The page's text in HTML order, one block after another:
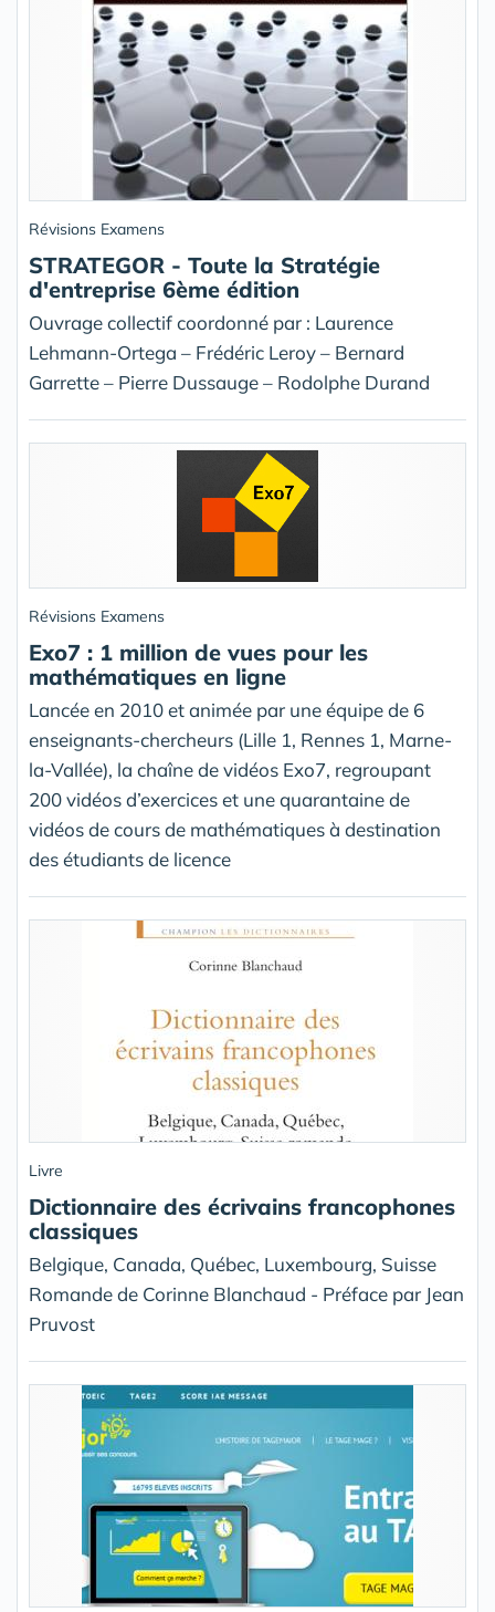
Révisions Examens
STRATEGOR - Toute la Stratégie
d'entreprise 6ème édition
Ouvrage collectif coordonné par : Laurence
Lehmann-Ortega – Frédéric Leroy – Bernard
Garrette – Pierre Dussauge – Rodolphe Durand
Révisions Examens
Exo7 : 1 million de vues pour les
mathématiques en ligne
Lancée en 2010 et animée par une équipe de 6
enseignants-chercheurs (Lille 1, Rennes 1, Marne-
la-Vallée), la chaîne de vidéos Exo7, regroupant
200 vidéos d’exercices et une quarantaine de
vidéos de cours de mathématiques à destination
des étudiants de licence
Livre
Dictionnaire des écrivains francophones
classiques
Belgique, Canada, Québec, Luxembourg, Suisse
Romande de Corinne Blanchaud - Préface par Jean
Pruvost